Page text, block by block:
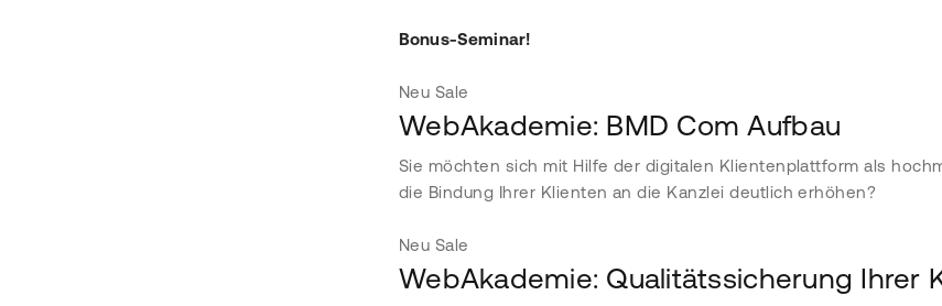
Bonus-Seminar!
Neu Sale
WebAkademie: BMD Com Aufbau
Sie möchten sich mit Hilfe der digitalen Klientenplattform als
die Bindung Ihrer Klienten an die Kanzlei deutlich erhöhen?
Neu Sale
WebAkademie: Qualitätssicherung Ihrer